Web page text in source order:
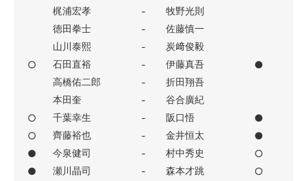
梶浦宏孝
-
牧野光則
徳田拳士
-
佐藤慎一
山川泰熙
-
炭﨑俊毅
○
石田直裕 - 伊藤真吾
●
高橋佑二郎
-
折田翔吾
本田奎
-
谷合廣紀
○
千葉幸生 - 阪口悟
●
○
齊藤裕也 - 金井恒太
●
●
今泉健司 - 村中秀史
○
●
瀬川晶司 - 森本才跳
○